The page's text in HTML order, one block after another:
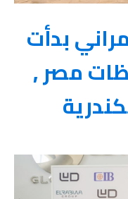
بدأت
مصر ,